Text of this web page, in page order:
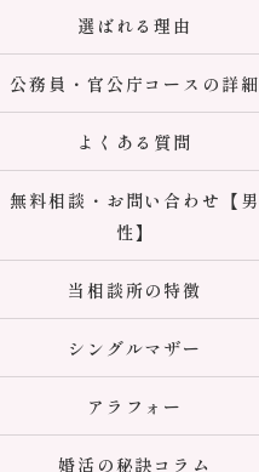
選ばれる理由
公務員・官公庁コースの詳細
よくある質問
無料相談・お問い合わせ【男
性】
当相談所の特徴
シングルマザー
アラフォー
婚活の秘訣コラム